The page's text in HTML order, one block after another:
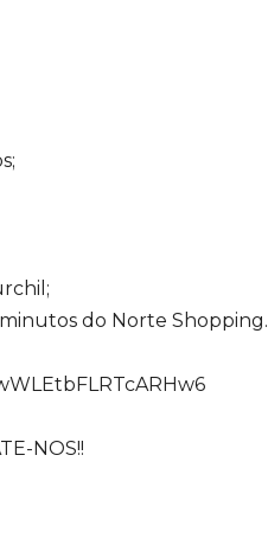
do Norte Shopping.
NOS!!